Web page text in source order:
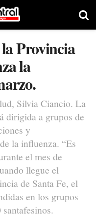
Provincia
la
Silvia Ciancio. La
dirigida a grupos de
y
la influenza. “Es
el mes de
llegue el
de Santa Fe, el
en los grupos